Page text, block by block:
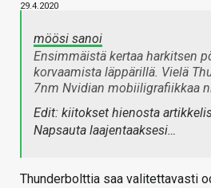
29.4.2020
möösi sanoi
Ensimmäistä kertaa harkitsen
korvaamista läppärillä. Vielä
7nm Nvidian mobiiligrafiikkaa
Edit: kiitokset hienosta
Napsauta laajentaaksesi…
Thunderbolttia saa valitettavasti